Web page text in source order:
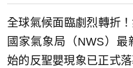
全球氣候面臨劇烈轉折
國家氣象局（NWS）
始的反聖嬰現象已正式